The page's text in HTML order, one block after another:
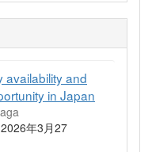
availability and
in Japan
年3月27